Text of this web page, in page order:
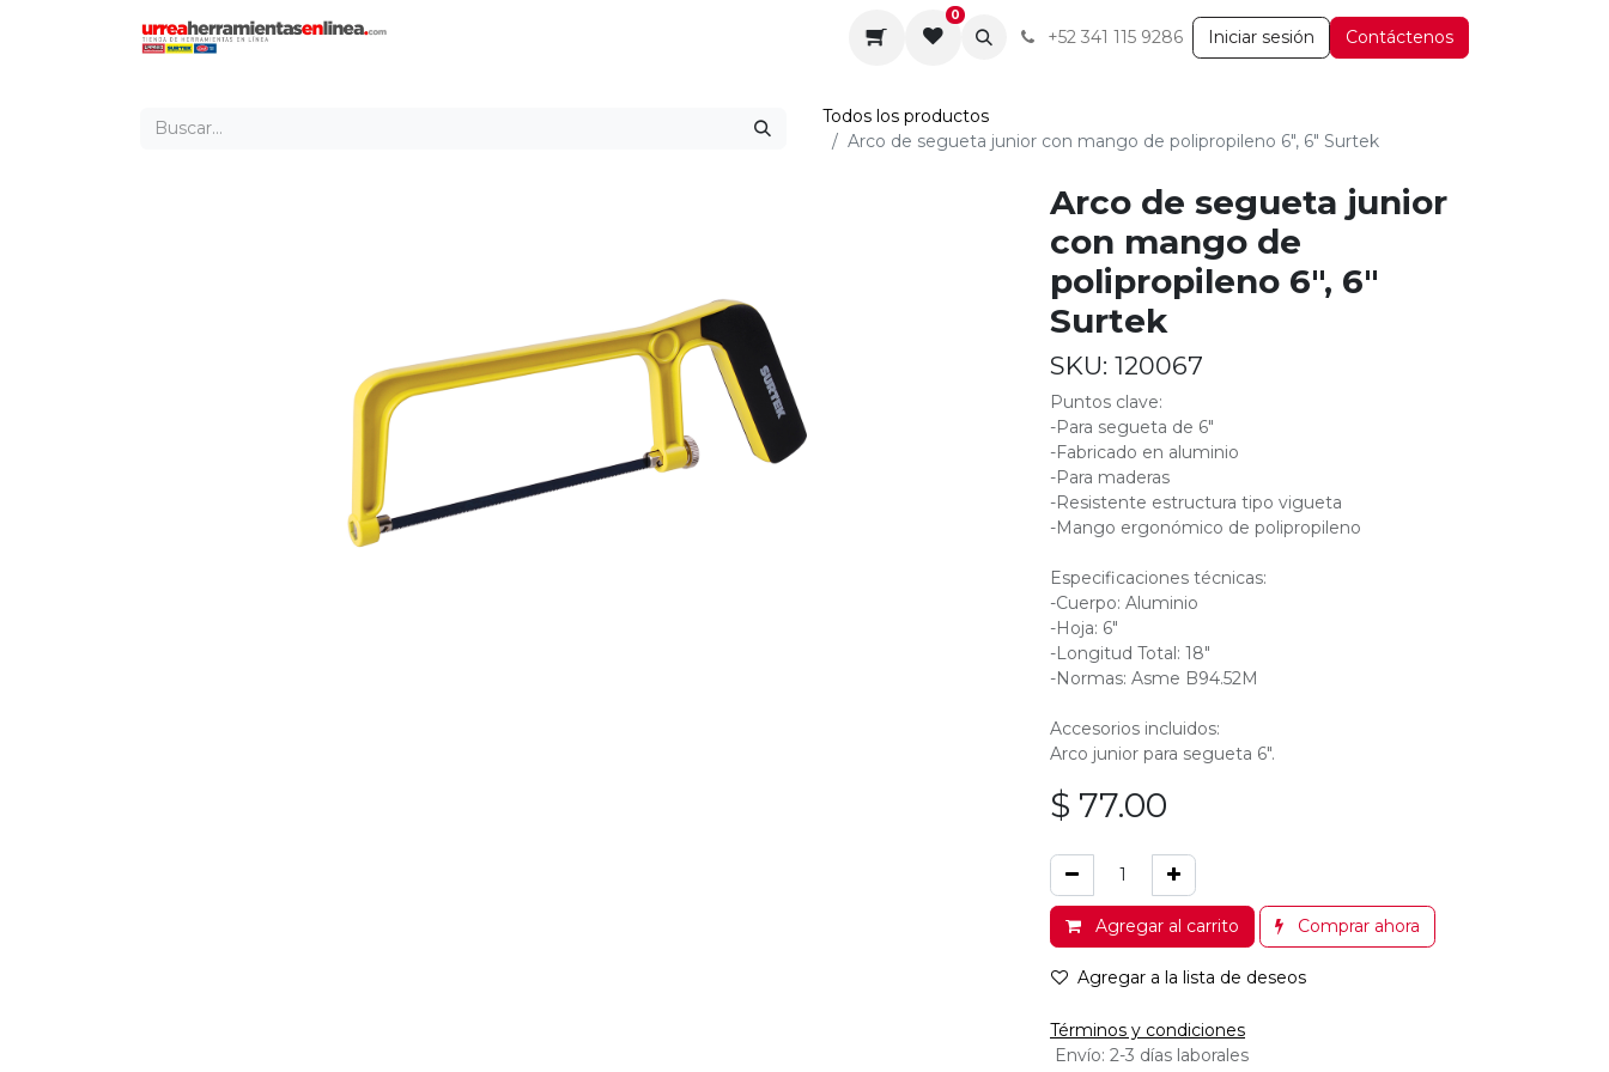
Servicios
0
+52 341 115 9286 Iniciar sesión Contáctenos
Todos los productos
Arco de segueta junior con mango de polipropileno 6", 6" Surtek
Arco de segueta junior
con mango de
polipropileno 6", 6"
Surtek
SKU: 120067
Puntos clave:
-Para segueta de 6"
-Fabricado en aluminio
-Para maderas
-Resistente estructura tipo vigueta
-Mango ergonómico de polipropileno
Especificaciones técnicas:
-Cuerpo: Aluminio
-Hoja: 6"
-Longitud Total: 18"
-Normas: Asme B94.52M
Accesorios incluidos:
Arco junior para segueta 6".
$ 77.00
Agregar al carrito Comprar ahora
Agregar a la lista de deseos
Términos y condiciones
Envío: 2-3 días laborales